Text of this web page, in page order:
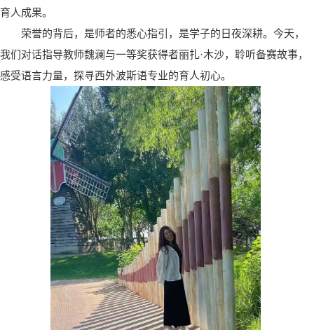
育人成果。
荣誉的背后，是师者的悉心指引，是学子的日夜深耕。今天，
我们对话指导教师魏澜与一等奖获得者丽扎·木沙，聆听备赛故事，
感受语言力量，探寻西外波斯语专业的育人初心。